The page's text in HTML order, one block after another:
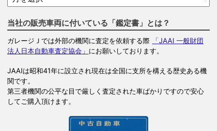
当社の販売車両に付いている「鑑定書」とは？
ガレージＪでは外部の機関に査定を依頼する際
「JAAI 一般財団
法人日本自動車査定協会」 にお願いしております。
JAAIは昭和41年に設立され現在は全国に支所を構える歴史ある機
関です。
第三者機関の公平な目で厳しく査定された車ばかりですので安心
してご購入頂けます。